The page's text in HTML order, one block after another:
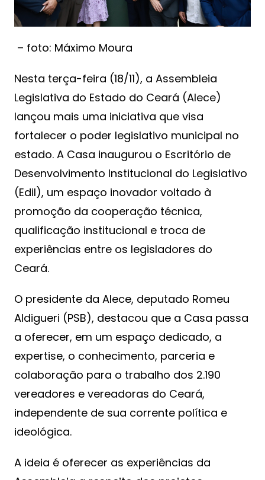
– foto: Máximo Moura
Nesta terça-feira (18/11), a Assembleia
Legislativa do Estado do Ceará (Alece)
lançou mais uma iniciativa que visa
fortalecer o poder legislativo municipal no
estado. A Casa inaugurou o Escritório de
Desenvolvimento Institucional do Legislativo
(Edil), um espaço inovador voltado à
promoção da cooperação técnica,
qualificação institucional e troca de
experiências entre os legisladores do
Ceará.
O presidente da Alece, deputado Romeu
Aldigueri (PSB), destacou que a Casa passa
a oferecer, em um espaço dedicado, a
expertise, o conhecimento, parceria e
colaboração para o trabalho dos 2.190
vereadores e vereadoras do Ceará,
independente de sua corrente política e
ideológica.
A ideia é oferecer as experiências da